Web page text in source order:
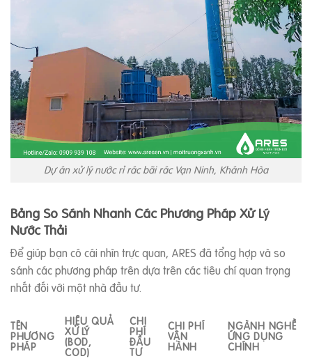
Dự án xử lý nước rỉ rác bãi rác Vạn Ninh, Khánh Hòa
Bảng So Sánh Nhanh Các Phương Pháp Xử Lý
Nước Thải
Để giúp bạn có cái nhìn trực quan, ARES đã tổng hợp và so
sánh các phương pháp trên dựa trên các tiêu chí quan trọng
nhất đối với một nhà đầu tư.
TÊN
PHƯƠNG
PHÁP
HIỆU QUẢ
XỬ LÝ
(BOD,
COD)
CHI
PHÍ
ĐẦU
TƯ
CHI PHÍ
VẬN
HÀNH
NGÀNH NGHỀ
ỨNG DỤNG
CHÍNH